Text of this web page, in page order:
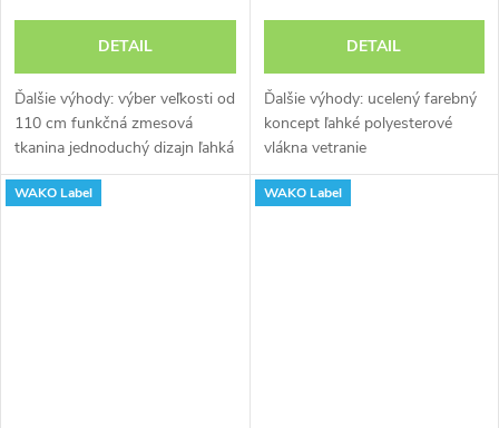
DETAIL
Ďalšie výhody: výber veľkosti od
110 cm funkčná zmesová
tkanina jednoduchý dizajn ľahká
údržba
DETAIL
Ďalšie výhody: ucelený farebný
koncept ľahké polyesterové
vlákna vetranie
prostredníctvom sieťových
vložiek skvelé "Graffiti" na
WAKO Label WAKO Label